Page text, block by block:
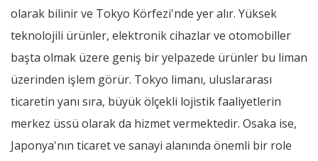
olarak bilinir ve Tokyo Körfezi'nde yer alır. Yüksek
teknolojili ürünler, elektronik cihazlar ve otomobiller
başta olmak üzere geniş bir yelpazede ürünler bu liman
üzerinden işlem görür. Tokyo limanı, uluslararası
ticaretin yanı sıra, büyük ölçekli lojistik faaliyetlerin
merkez üssü olarak da hizmet vermektedir. Osaka ise,
Japonya'nın ticaret ve sanayi alanında önemli bir role